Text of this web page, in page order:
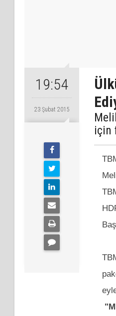
19:54
23 Şubat 2015
için
"